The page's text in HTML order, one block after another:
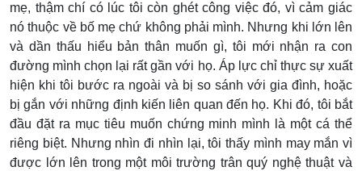
mẹ, thậm chí có lúc tôi còn ghét công việc đó, vì cảm giác
nó thuộc về bố mẹ chứ không phải mình. Nhưng khi lớn lên
và dần thấu hiểu bản thân muốn gì, tôi mới nhận ra con
đường mình chọn lại rất gần với họ. Áp lực chỉ thực sự xuất
hiện khi tôi bước ra ngoài và bị so sánh với gia đình, hoặc
bị gắn với những định kiến liên quan đến họ. Khi đó, tôi bắt
đầu đặt ra mục tiêu muốn chứng minh mình là một cá thể
riêng biệt. Nhưng nhìn đi nhìn lại, tôi thấy mình may mắn vì
được lớn lên trong một môi trường trân quý nghệ thuật và